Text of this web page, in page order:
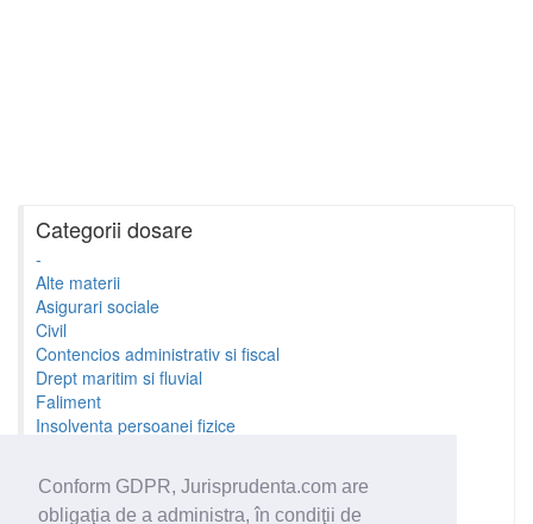
Conform GDPR, Jurisprudenta.com are
obligaţia de a administra, în condiţii de
Categorii dosare
-
Alte materii
Asigurari sociale
Civil
Contencios administrativ si fiscal
Drept maritim si fluvial
Faliment
Insolventa persoanei fizice
Minori si familie